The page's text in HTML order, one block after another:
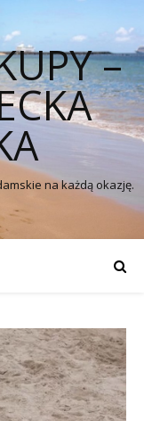
–
na każdą okazję.